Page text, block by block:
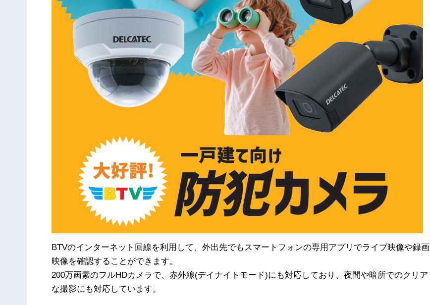
BTVのインターネット回線を利用して、外出先でもスマートフォンの専用アプリでライブ映像や録画
映像を確認することができます。
200万画素のフルHDカメラで、赤外線(デイナイトモード)にも対応しており、夜間や暗所でのクリア
な撮影にも対応しています。